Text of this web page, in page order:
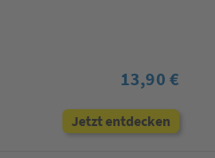
13,90 €
Jetzt entdecken